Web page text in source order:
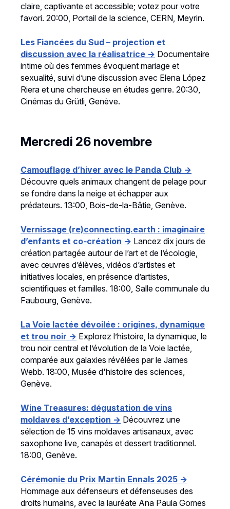
claire, captivante et accessible; votez pour votre
favori. 20:00, Portail de la science, CERN, Meyrin.
Les Fiancées du Sud – projection et
discussion avec la réalisatrice → Documentaire
intime où des femmes évoquent mariage et
sexualité, suivi d’une discussion avec Elena López
Riera et une chercheuse en études genre. 20:30,
Cinémas du Grütli, Genève.
Mercredi 26 novembre
Camouflage d’hiver avec le Panda Club →
Découvre quels animaux changent de pelage pour
se fondre dans la neige et échapper aux
prédateurs. 13:00, Bois-de-la-Bâtie, Genève.
Vernissage (re)connecting.earth : imaginaire
d’enfants et co‑création → Lancez dix jours de
création partagée autour de l’art et de l’écologie,
avec œuvres d’élèves, vidéos d’artistes et
initiatives locales, en présence d’artistes,
scientifiques et familles. 18:00, Salle communale du
Faubourg, Genève.
La Voie lactée dévoilée : origines, dynamique
et trou noir → Explorez l’histoire, la dynamique, le
trou noir central et l’évolution de la Voie lactée,
comparée aux galaxies révélées par le James
Webb. 18:00, Musée d'histoire des sciences,
Genève.
Wine Treasures: dégustation de vins
moldaves d’exception → Découvrez une
sélection de 15 vins moldaves artisanaux, avec
saxophone live, canapés et dessert traditionnel.
18:00, Genève.
Cérémonie du Prix Martin Ennals 2025 →
Hommage aux défenseurs et défenseuses des
droits humains, avec la lauréate Ana Paula Gomes